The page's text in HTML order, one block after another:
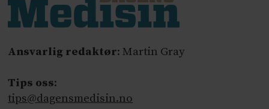
Ansvarlig redaktør: Martin Gray
Tips oss:
tips@dagensmedisin.no